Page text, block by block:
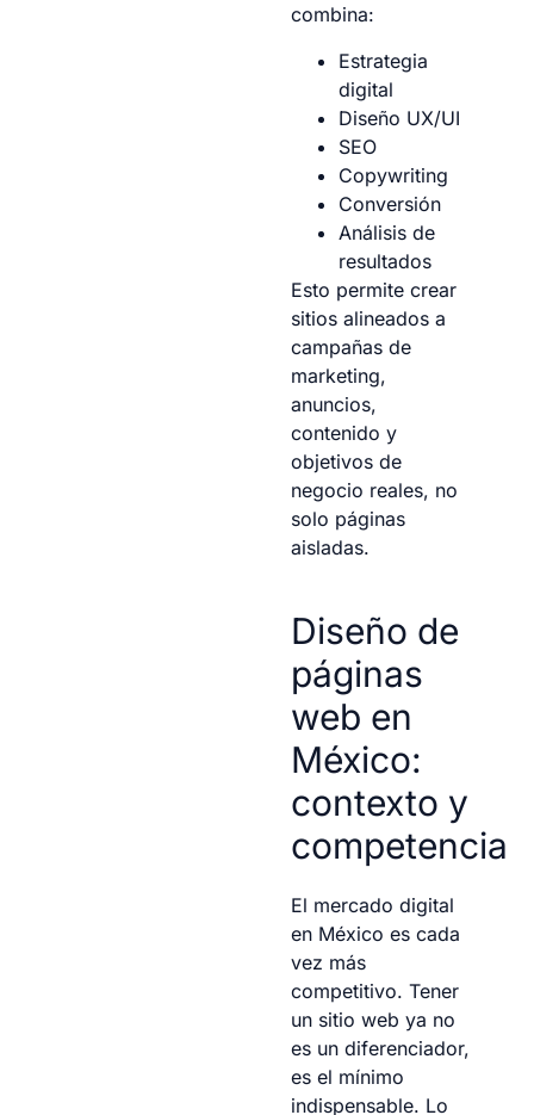
combina:
Estrategia
digital
Diseño UX/UI
SEO
Copywriting
Conversión
Análisis de
resultados
Esto permite crear
sitios alineados a
campañas de
marketing,
anuncios,
contenido y
objetivos de
negocio reales, no
solo páginas
aisladas.
Diseño de
páginas
web en
México:
contexto y
competencia
El mercado digital
en México es cada
vez más
competitivo. Tener
un sitio web ya no
es un diferenciador,
es el mínimo
indispensable. Lo